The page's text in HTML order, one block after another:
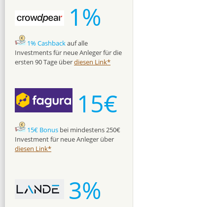
1%
1% Cashbackauf alle
Investments für neue Anleger für die
ersten 90 Tage überdiesen Link*
15€
15€ Bonus bei mindestens 250€
Investment für neue Anleger über
diesen Link*
3%